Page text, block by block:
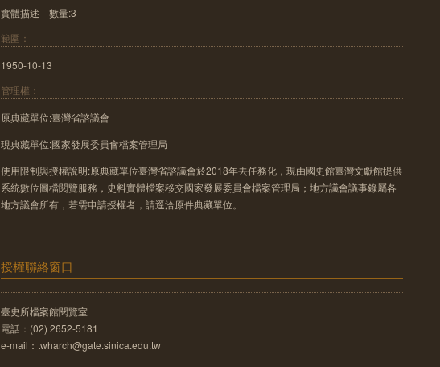
實體描述—數量:3
範圍：
1950-10-13
管理權：
原典藏單位:臺灣省諮議會
現典藏單位:國家發展委員會檔案管理局
使用限制與授權說明:原典藏單位臺灣省諮議會於2018年去任務化，現由國史館臺灣文獻館提供
系統數位圖檔閱覽服務，史料實體檔案移交國家發展委員會檔案管理局；地方議會議事錄屬各
地方議會所有，若需申請授權者，請逕洽原件典藏單位。
授權聯絡窗口
臺史所檔案館閱覽室
電話：(02) 2652-5181
e-mail：twharch@gate.sinica.edu.tw